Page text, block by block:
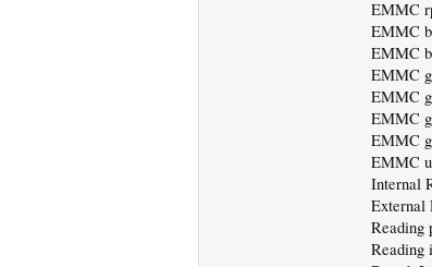
EMMC
EMMC
EMMC
EMMC
EMMC
EMMC
EMMC
EMMC
Internal
External
Reading
Reading